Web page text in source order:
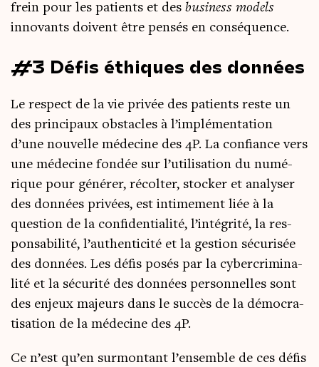
frein pour les patients et des busi­ness models
inno­vants doivent être pen­sés en conséquence.
#3 Défis éthiques des données
Le res­pect de la vie pri­vée des patients reste un
des prin­ci­paux obs­tacles à l’implémentation
d’une nou­velle méde­cine des 4P. La confiance vers
une méde­cine fon­dée sur l’utilisation du numé­
rique pour géné­rer, récol­ter, sto­cker et ana­ly­ser
des don­nées pri­vées, est inti­me­ment liée à la
ques­tion de la confi­den­tia­li­té, l’intégrité, la res­
pon­sa­bi­li­té, l’authenticité et la ges­tion sécu­ri­sée
des don­nées. Les défis posés par la cyber­cri­mi­na­
li­té et la sécu­ri­té des don­nées per­son­nelles sont
des enjeux majeurs dans le suc­cès de la démo­cra­
ti­sa­tion de la méde­cine des 4P.
Ce n’est qu’en sur­mon­tant l’ensemble de ces défis